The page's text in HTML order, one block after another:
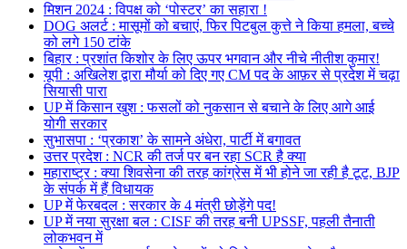
मिशन 2024 : विपक्ष को ‘पोस्टर’ का सहारा !
DOG अलर्ट : मासूमों को बचाएं, फिर पिटबुल कुत्ते ने किया हमला, बच्चे
को लगे 150 टांके
बिहार : प्रशांत किशोर के लिए ऊपर भगवान और नीचे नीतीश कुमार!
यूपी : अखिलेश द्वारा मौर्या को दिए गए CM पद के आफ़र से प्रदेश में चढ़ा
सियासी पारा
UP में किसान खुश : फसलों को नुकसान से बचाने के लिए आगे आई
योगी सरकार
सुभासपा : ‘प्रकाश’ के सामने अंधेरा, पार्टी में बगावत
उत्तर प्रदेश : NCR की तर्ज पर बन रहा SCR है क्या
महाराष्ट्र : क्या शिवसेना की तरह कांग्रेस में भी होने जा रही है टूट, BJP
के संपर्क में हैं विधायक
UP में फेरबदल : सरकार के 4 मंत्री छोड़ेंगे पद!
UP में नया सुरक्षा बल : CISF की तरह बनी UPSSF, पहली तैनाती
लोकभवन में